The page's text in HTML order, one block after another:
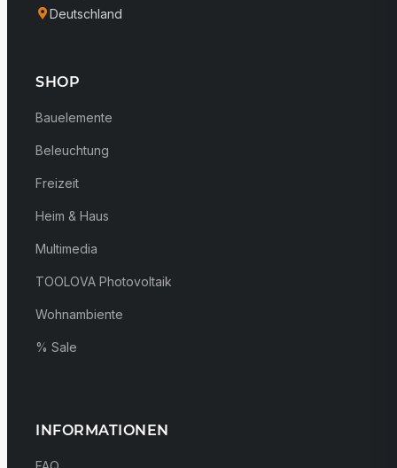
Deutschland
SHOP
Bauelemente
Beleuchtung
Freizeit
Heim & Haus
Multimedia
TOOLOVA Photovoltaik
Wohnambiente
% Sale
INFORMATIONEN